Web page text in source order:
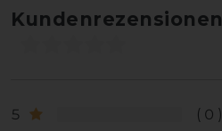
Kundenrezensionen
5
0